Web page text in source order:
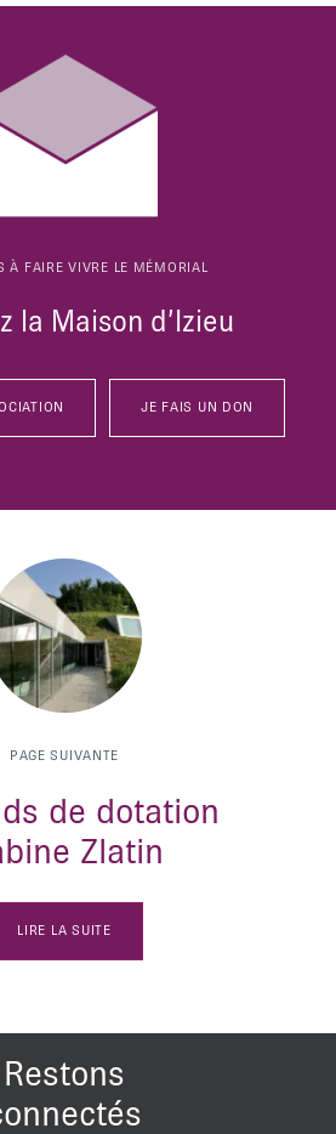
À FAIRE VIVRE LE MÉMORIAL
la Maison d’Izieu
JE FAIS UN DON
PAGE SUIVANTE
de dotation
Zlatin
LIRE LA SUITE
Restons